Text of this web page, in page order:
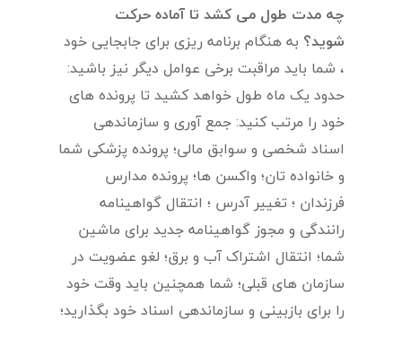
چه مدت طول می کشد تا آماده حرکت
شوید؟ به هنگام برنامه ریزی برای جابجایی خود
، شما باید مراقبت برخی عوامل دیگر نیز باشید:
حدود یک ماه طول خواهد کشید تا پرونده های
خود را مرتب کنید: جمع آوری و سازماندهی
اسناد شخصی و سوابق مالی؛ پرونده پزشکی شما
و خانواده تان؛ واکسن ها؛ پرونده مدارس
فرزندان ؛ تغییر آدرس ؛ انتقال گواهینامه
رانندگی و مجوز گواهینامه جدید برای ماشین
شما؛ انتقال اشتراک آب و برق؛ لغو عضویت در
سازمان های قبلی؛ شما همچنین باید وقت خود
را برای بازبینی و سازماندهی اسناد خود بگذارید؛